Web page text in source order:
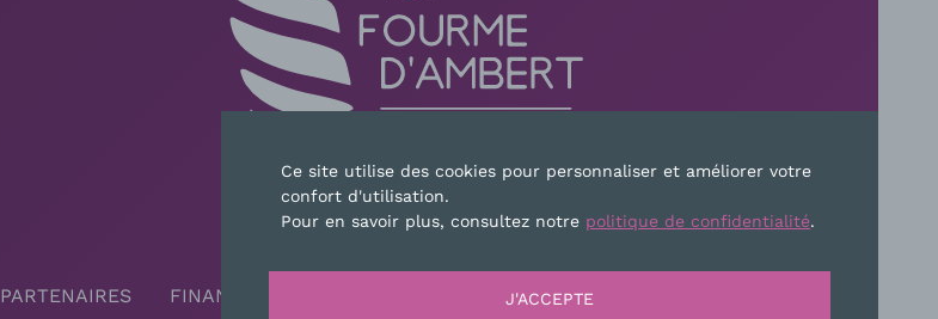
CONTACTEZ-NOUS
PARTENAIRES FINANCEURS PLAN DU SITE
Ce site utilise des cookies pour personnaliser et améliorer votre
confort d'utilisation.
Pour en savoir plus, consultez notre politique de confidentialité.
J'ACCEPTE